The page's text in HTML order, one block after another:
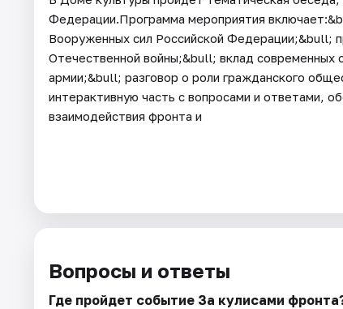
Федерации.Программа мероприятия
Вооруженных сил Российской Федерации;&bull;
Отечественной войны;&bull; вклад современных
армии;&bull; разговор о роли гражданского
интерактивную часть с вопросами и ответами,
взаимодействия фронта и
Вопросы и ответы
Где пройдет событие За кулисами